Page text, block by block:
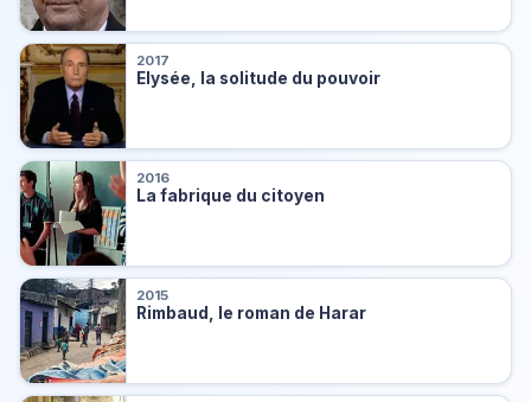
2017
Elysée, la solitude du pouvoir
2016
La fabrique du citoyen
2015
Rimbaud, le roman de Harar